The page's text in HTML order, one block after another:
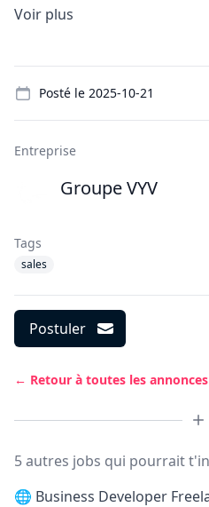
Voir plus
Posté le 2025-10-21
Entreprise
Groupe VYV
Tags
sales
Postuler
← Retour à toutes les annonces
5 autres jobs qui pourrait
🌐 Business Developer